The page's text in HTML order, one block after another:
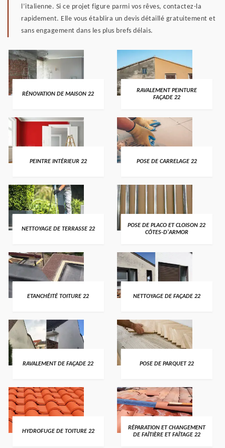
l’italienne. Si ce projet figure parmi vos rêves, contactez-la
rapidement. Elle vous établira un devis détaillé gratuitement et
sans engagement dans les plus brefs délais.
RÉNOVATION DE MAISON 22
RAVALEMENT PEINTURE
FAÇADE 22
PEINTRE INTÉRIEUR 22 POSE DE CARRELAGE 22
NETTOYAGE DE TERRASSE 22
POSE DE PLACO ET CLOISON 22
CÔTES-D'ARMOR
ETANCHÉITÉ TOITURE 22 NETTOYAGE DE FAÇADE 22
RAVALEMENT DE FAÇADE 22 POSE DE PARQUET 22
HYDROFUGE DE TOITURE 22
RÉPARATION ET CHANGEMENT
DE FAÎTIÈRE ET FAÎTAGE 22